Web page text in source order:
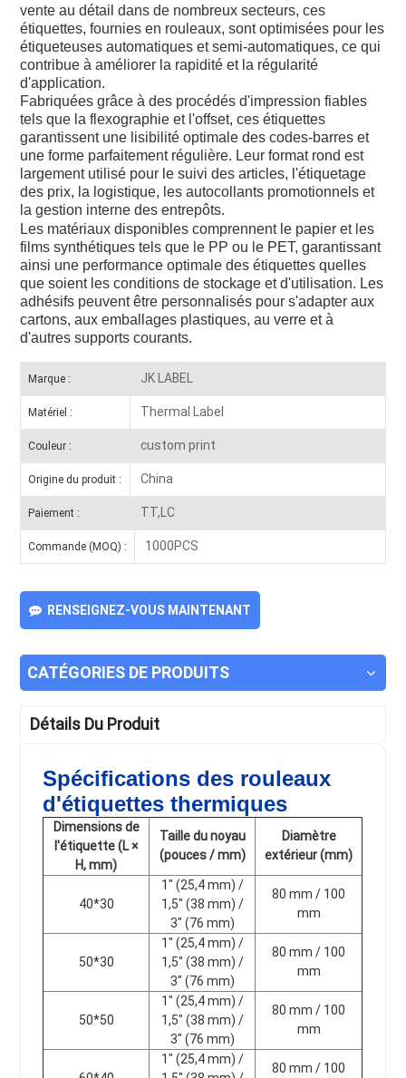
vente au détail dans de nombreux secteurs, ces
étiquettes, fournies en rouleaux, sont optimisées pour les
étiqueteuses automatiques et semi-automatiques, ce qui
contribue à améliorer la rapidité et la régularité
d'application.
Fabriquées grâce à des procédés d'impression fiables
tels que la flexographie et l'offset, ces étiquettes
garantissent une lisibilité optimale des codes-barres et
une forme parfaitement régulière. Leur format rond est
largement utilisé pour le suivi des articles, l'étiquetage
des prix, la logistique, les autocollants promotionnels et
la gestion interne des entrepôts.
Les matériaux disponibles comprennent le papier et les
films synthétiques tels que le PP ou le PET, garantissant
ainsi une performance optimale des étiquettes quelles
que soient les conditions de stockage et d'utilisation. Les
adhésifs peuvent être personnalisés pour s'adapter aux
cartons, aux emballages plastiques, au verre et à
d'autres supports courants.
Marque : JK LABEL
Matériel : Thermal Label
Couleur : custom print
Origine du produit : China
Paiement : TT,LC
Commande (MOQ) : 1000PCS
RENSEIGNEZ-VOUS MAINTENANT
CATÉGORIES DE PRODUITS
Détails Du Produit
Spécifications des rouleaux
d'étiquettes thermiques
Dimensions de
l'étiquette (L ×
H, mm)
Taille du noyau
(pouces / mm)
Diamètre
extérieur (mm)
40*30
1" (25,4 mm) /
1,5" (38 mm) /
3" (76 mm)
80 mm / 100
mm
50*30
1" (25,4 mm) /
1,5" (38 mm) /
3" (76 mm)
80 mm / 100
mm
50*50
1" (25,4 mm) /
1,5" (38 mm) /
3" (76 mm)
80 mm / 100
mm
1" (25,4 mm) /
80 mm / 100